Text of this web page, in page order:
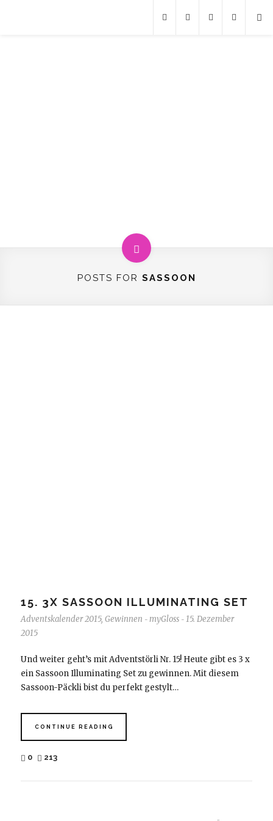
POSTS FOR SASSOON
15. 3X SASSOON ILLUMINATING SET
Adventskalender 2015, Gewinnen - myGloss - 15. Dezember
2015
Und weiter geht’s mit Adventstörli Nr. 15! Heute gibt es 3 x
ein Sassoon Illuminating Set zu gewinnen. Mit diesem
Sassoon-Päckli bist du perfekt gestylt…
CONTINUE READING
0 213